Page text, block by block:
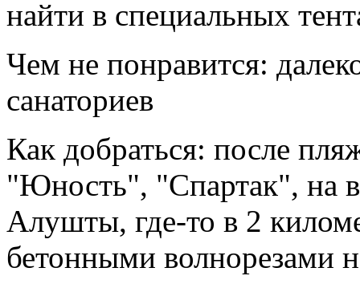
найти в специальных
Чем не понравится:
санаториев
Как добраться: после
"Юность", "Спартак", на
Алушты, где-то в 2
бетонными волнорезами